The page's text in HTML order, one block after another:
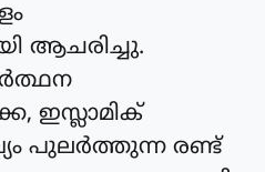
ആചരിച്ചു.
ഇസ്ലാമിക്
പുലര്‍ത്തുന്ന രണ്ട്